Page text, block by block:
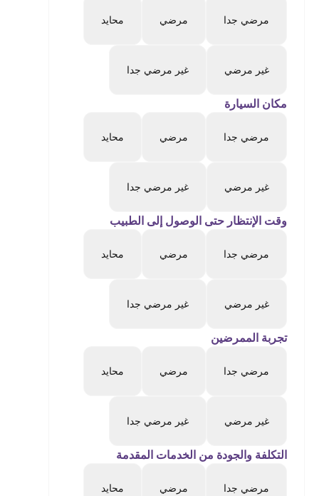
مرضي جدا مرضي محايد
غير مرضي غير مرضي جدا
مكان السيارة
مرضي جدا مرضي محايد
غير مرضي غير مرضي جدا
وقت الإنتظار حتى الوصول إلى الطبيب
مرضي جدا مرضي محايد
غير مرضي غير مرضي جدا
تجربة الممرضين
مرضي جدا مرضي محايد
غير مرضي غير مرضي جدا
التكلفة والجودة من الخدمات المقدمة
مرضي جدا مرضي محايد